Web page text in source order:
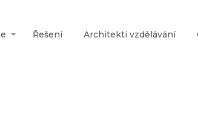
Řešení Architekti vzdělávání